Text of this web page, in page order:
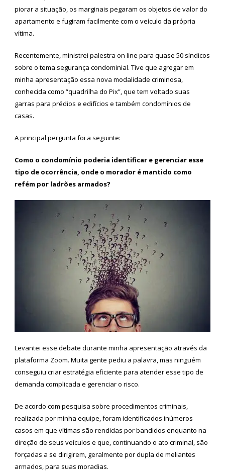
piorar a situação, os marginais pegaram os objetos de valor do
apartamento e fugiram facilmente com o veículo da própria
vítima.
Recentemente, ministrei palestra on line para quase 50 síndicos
sobre o tema segurança condominial. Tive que agregar em
minha apresentação essa nova modalidade criminosa,
conhecida como “quadrilha do Pix”, que tem voltado suas
garras para prédios e edifícios e também condomínios de
casas.
A principal pergunta foi a seguinte:
Como o condomínio poderia identificar e gerenciar esse
tipo de ocorrência, onde o morador é mantido como
refém por ladrões armados?
Levantei esse debate durante minha apresentação através da
plataforma Zoom. Muita gente pediu a palavra, mas ninguém
conseguiu criar estratégia eficiente para atender esse tipo de
demanda complicada e gerenciar o risco.
De acordo com pesquisa sobre procedimentos criminais,
realizada por minha equipe, foram identificados inúmeros
casos em que vítimas são rendidas por bandidos enquanto na
direção de seus veículos e que, continuando o ato criminal, são
forçadas a se dirigirem, geralmente por dupla de meliantes
armados, para suas moradias.